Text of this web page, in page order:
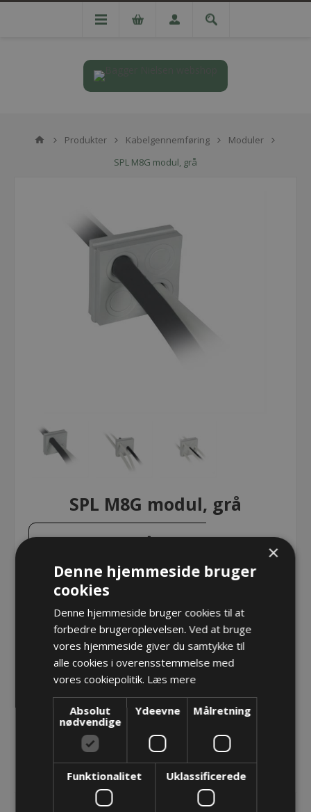
Produkter Kabelgennemføring
Moduler
SPL M8G modul, grå
SPL M8G modul, grå
SPL M8G modul, grå
Varenr.: DE1731053055
Producent: Detas SpA
Opret konto for at se priser
×
Denne hjemmeside bruger
cookies
Denne hjemmeside bruger cookies til at
forbedre brugeroplevelsen. Ved at bruge
vores hjemmeside giver du samtykke til
alle cookies i overensstemmelse med
vores cookiepolitik. Læs mere
Absolut
nødvendige
Ydeevne Målretning
Funktionalitet Uklassificerede